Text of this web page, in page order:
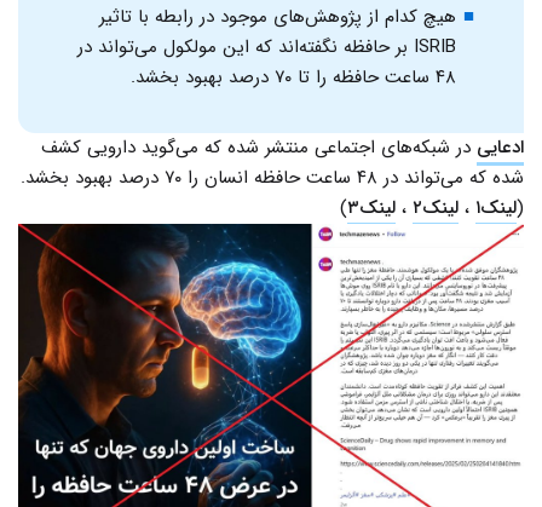
هیچ کدام از پژوهش‌های موجود در رابطه با تاثیر
ISRIB بر حافظه نگفته‌اند که این مولکول می‌تواند در
۴۸ ساعت حافظه را تا ۷۰ درصد بهبود بخشد.
ادعایی در شبکه‌های اجتماعی منتشر شده که می‌گوید دارویی کشف
شده که می‌تواند در ۴۸ ساعت حافظه انسان را ۷۰ درصد بهبود بخشد.
(لینک۱ ،‌ لینک۲ ، لینک۳ )